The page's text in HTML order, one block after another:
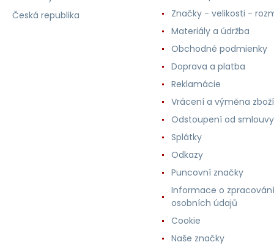
Česká republika
Značky - velikosti -
Materiály a údržba
Obchodné podmienky
Doprava a platba
Reklamácie
Vrácení a výměna zboží
Odstoupení od smlouvy
Splátky
Odkazy
Puncovní značky
Informace o zpracování
osobních údajů
Cookie
Naše značky